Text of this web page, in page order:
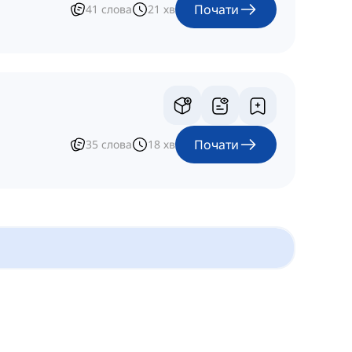
41 слова 21 хв Почати
35 слова 18 хв Почати